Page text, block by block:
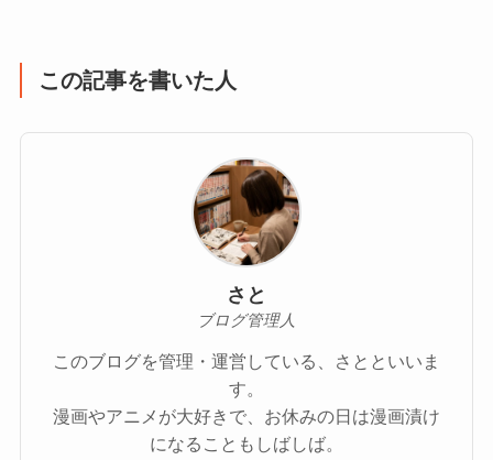
この記事を書いた人
さと
ブログ管理人
このブログを管理・運営している、さとといいま
す。
漫画やアニメが大好きで、お休みの日は漫画漬け
になることもしばしば。